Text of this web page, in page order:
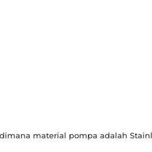
material pompa adalah